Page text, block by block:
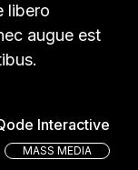
libero
augue est
Interactive
MASS MEDIA